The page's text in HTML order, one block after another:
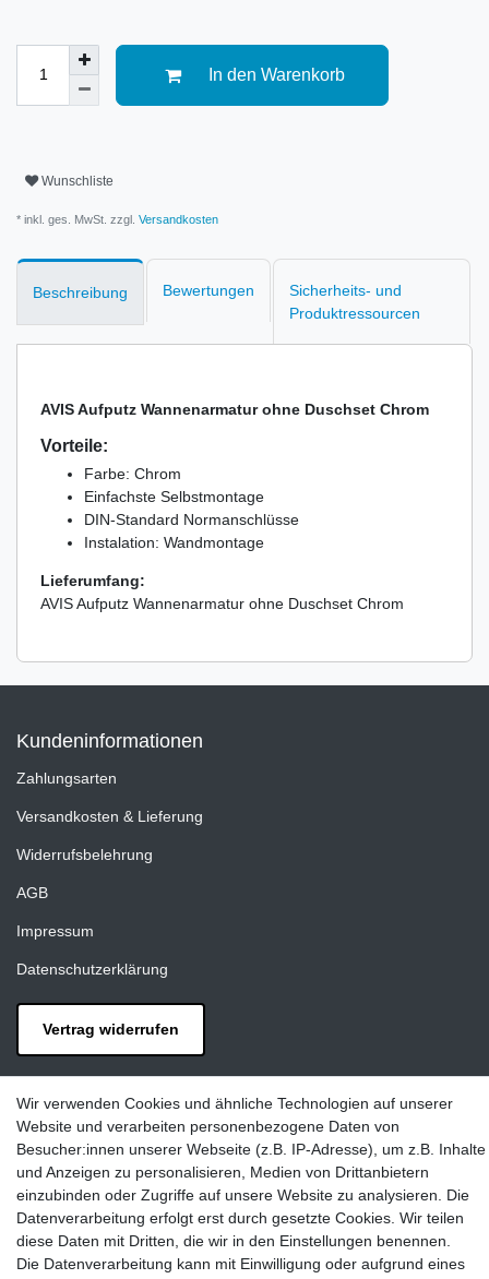
In den Warenkorb
Wunschliste
* inkl. ges. MwSt. zzgl. Versandkosten
Beschreibung Bewertungen
Sicherheits- und
Produktressourcen
AVIS Aufputz Wannenarmatur ohne Duschset Chrom
Vorteile:
Farbe: Chrom
Einfachste Selbstmontage
DIN-Standard Normanschlüsse
Instalation: Wandmontage
Lieferumfang:
AVIS Aufputz Wannenarmatur ohne Duschset Chrom
Kundeninformationen
Zahlungsarten
Versandkosten & Lieferung
Widerrufsbelehrung
AGB
Impressum
Datenschutzerklärung
Vertrag widerrufen
LAXARA:
Zeppelinstraße 4, 89604 Allmendingen, Deutschland
E-mail:
info@laxara.de
E-mail:
info@bluewater-armaturen.de
Wir verwenden Cookies und ähnliche Technologien auf unserer
Website und verarbeiten personenbezogene Daten von
Besucher:innen unserer Webseite (z.B. IP-Adresse), um z.B. Inhalte
und Anzeigen zu personalisieren, Medien von Drittanbietern
einzubinden oder Zugriffe auf unsere Website zu analysieren. Die
Datenverarbeitung erfolgt erst durch gesetzte Cookies. Wir teilen
diese Daten mit Dritten, die wir in den Einstellungen benennen.
Die Datenverarbeitung kann mit Einwilligung oder aufgrund eines